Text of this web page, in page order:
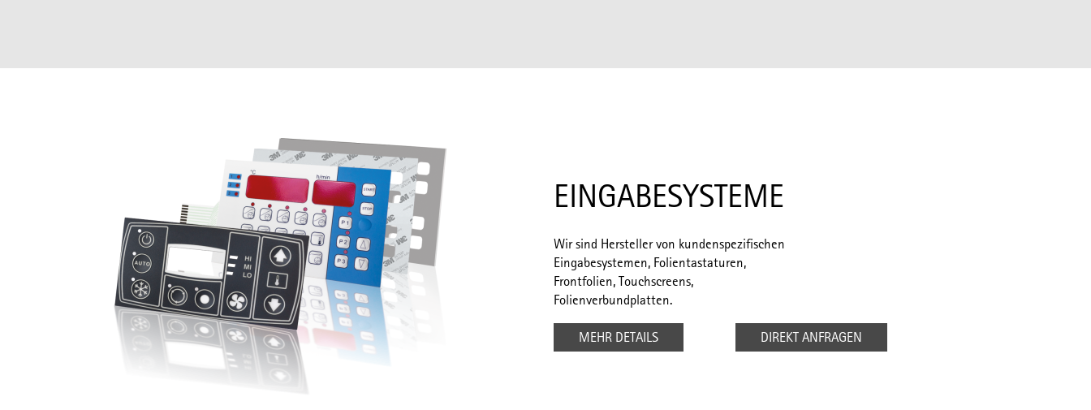
EINGABESYSTEME
Wir sind Hersteller von kundenspezifischen
Eingabesystemen, Folientastaturen,
Frontfolien, Touchscreens,
Folienverbundplatten.
MEHR DETAILS DIREKT ANFRAGEN